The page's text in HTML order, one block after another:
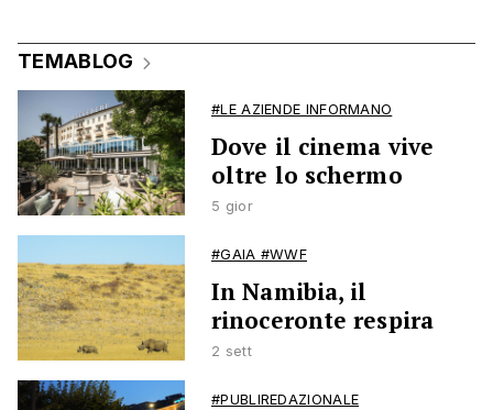
TEMABLOG
#LE AZIENDE INFORMANO
Dove il cinema vive
oltre lo schermo
5 gior
#GAIA #WWF
In Namibia, il
rinoceronte respira
2 sett
#PUBLIREDAZIONALE